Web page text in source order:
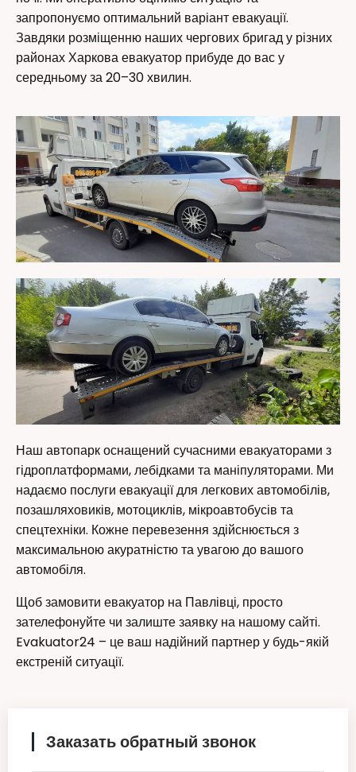
запропонуємо оптимальний варіант евакуації.
Завдяки розміщенню наших чергових бригад у різних
районах Харкова евакуатор прибуде до вас у
середньому за 20–30 хвилин.
Наш автопарк оснащений сучасними евакуаторами з
гідроплатформами, лебідками та маніпуляторами. Ми
надаємо послуги евакуації для легкових автомобілів,
позашляховиків, мотоциклів, мікроавтобусів та
спецтехніки. Кожне перевезення здійснюється з
максимальною акуратністю та увагою до вашого
автомобіля.
Щоб замовити евакуатор на Павлівці, просто
зателефонуйте чи залиште заявку на нашому сайті.
Evakuator24 – це ваш надійний партнер у будь-якій
екстреній ситуації.
Заказать обратный звонок